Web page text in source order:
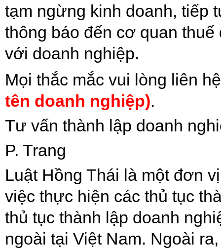
tạm ngừng kinh doanh, tiếp
thông báo đến cơ quan
với doanh nghiệp.
Mọi thắc mắc vui lòng liên
tên doanh nghiệp).
Tư vấn thành lập doanh
P. Trang
Luật Hồng Thái là một đơn
việc thực hiện các thủ tục
thủ tục thành lập doanh
ngoài tại Việt Nam. Ngoài